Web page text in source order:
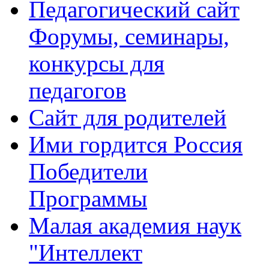
Педагогический сайт
Форумы, семинары,
конкурсы для
педагогов
Сайт для родителей
Ими гордится Россия
Победители
Программы
Малая академия наук
"Интеллект